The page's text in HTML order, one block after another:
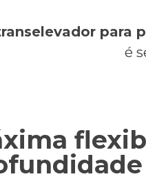
para
é